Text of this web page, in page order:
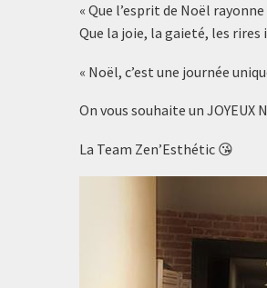
« Que l’esprit de Noël
Que la joie, la gaieté, les
« Noël, c’est une journée
On vous souhaite un JOYEUX
La Team Zen’Esthétic 😘